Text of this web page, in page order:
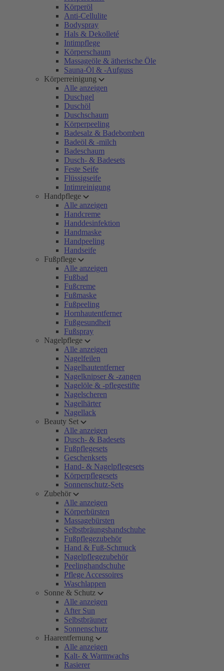
Körperöl
Anti-Cellulite
Bodyspray
Hals & Dekolleté
Intimpflege
Körperschaum
Massageöle & ätherische Öle
Sauna-Öl & -Aufguss
Körperreinigung
Alle anzeigen
Duschgel
Duschöl
Duschschaum
Körperpeeling
Badesalz & Badebomben
Badeöl & -milch
Badeschaum
Dusch- & Badesets
Feste Seife
Flüssigseife
Intimreinigung
Handpflege
Alle anzeigen
Handcreme
Handdesinfektion
Handmaske
Handpeeling
Handseife
Fußpflege
Alle anzeigen
Fußbad
Fußcreme
Fußmaske
Fußpeeling
Hornhautentferner
Fußgesundheit
Fußspray
Nagelpflege
Alle anzeigen
Nagelfeilen
Nagelhautentferner
Nagelknipser & -zangen
Nagelöle & -pflegestifte
Nagelscheren
Nagelhärter
Nagellack
Beauty Set
Alle anzeigen
Dusch- & Badesets
Fußpflegesets
Geschenksets
Hand- & Nagelpflegesets
Körperpflegesets
Sonnenschutz-Sets
Zubehör
Alle anzeigen
Körperbürsten
Massagebürsten
Selbstbräungshandschuhe
Fußpflegezubehör
Hand & Fuß-Schmuck
Nagelpflegezubehör
Peelinghandschuhe
Pflege Accessoires
Waschlappen
Sonne & Schutz
Alle anzeigen
After Sun
Selbstbräuner
Sonnenschutz
Haarentfernung
Alle anzeigen
Kalt- & Warmwachs
Rasierer